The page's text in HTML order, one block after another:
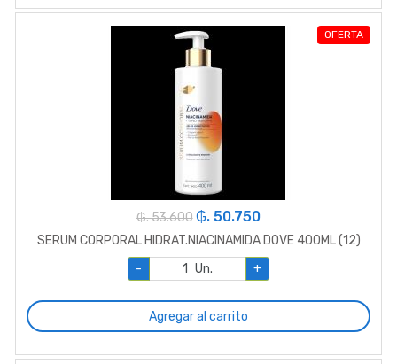
OFERTA
₲. 53.600 ₲. 50.750
SERUM CORPORAL HIDRAT.NIACINAMIDA DOVE 400ML (12)
-
Un. +
Agregar al carrito